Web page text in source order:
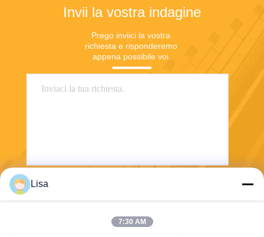
Invii la vostra indagine
Prego inviici la vostra
richiesta e risponderemo
appena possibile voi.
Lisa
7:30 AM